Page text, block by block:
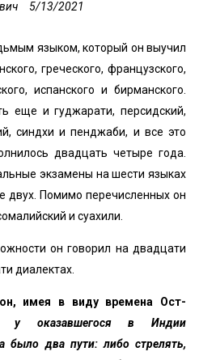
5/13/2021
языком, который он выучил
греческого, французского,
испанского и бирманского.
еще и гуджарати, персидский,
синдхи и пенджаби, и все это
двадцать четыре года.
экзамены на шести языках
двух. Помимо перечисленных он
и суахили.
он говорил на двадцати
диалектах.
имея в виду времена Ост-
у оказавшегося в Индии
было два пути: либо стрелять,